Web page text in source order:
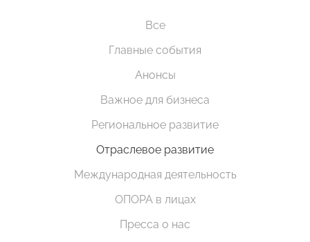
Все
Главные события
Анонсы
Важное для бизнеса
Региональное развитие
Отраслевое развитие
Международная деятельность
ОПОРА в лицах
Пресса о нас